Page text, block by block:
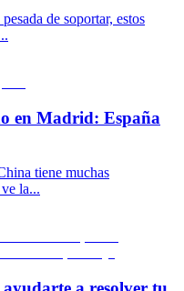
de soportar, estos
en Madrid: España
tiene muchas
la...